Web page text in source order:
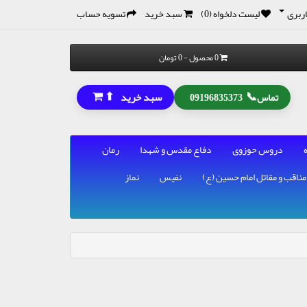
لیست دلخواه (0) سبد خرید تسویه حساب
0 محصول - 0 تومان
تماس📞
09196835373 سبد خرید ⬆
دروس حوزوی دفاع مقدس و شهدا
رمان
مناقب و مقاتل امام حسین (ع) نفیس
نماز